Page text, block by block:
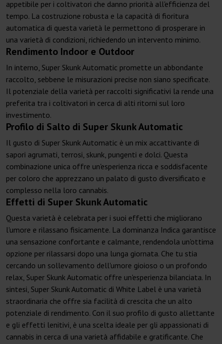
appetibile per i coltivatori che danno priorità all'efficienza del
tempo. La costruzione robusta e la capacità di fioritura
automatica di questa varietà le permettono di prosperare in
una varietà di condizioni, richiedendo un intervento minimo.
Rendimento Indoor e Outdoor
In interno, Super Skunk Automatic promette un abbondante
raccolto, sebbene le misurazioni precise non siano specificate.
Il potenziale della varietà per raccolti significativi la rende una
preferita tra i coltivatori in cerca di alti ritorni sul loro
investimento.
Profilo di Salto di Super Skunk Automatic
Il gusto di Super Skunk Automatic è un mix accattivante di
sapori agrumati, terrosi, skunk, pungenti e dolci. Questa
combinazione unica offre un'esperienza ricca e soddisfacente
per coloro che apprezzano un palato di gusto diversificato e
complesso nella loro cannabis.
Effetti di Super Skunk Automatic
Questa varietà è celebrata per i suoi effetti che migliorano
l'umore e rilassano fisicamente. La dominanza Indica garantisce
una sensazione confortante e calmante, rendendola un'ottima
opzione per rilassarsi dopo una lunga giornata. Che tu stia
cercando un sollevamento dell'umore gioioso o un profondo
relax, Super Skunk Automatic offre un'esperienza bilanciata. In
sintesi, Super Skunk Automatic di White Label è una varietà
straordinaria che offre sia facilità di crescita che un alto
potenziale di rendimento. Con il suo profilo di gusto allettante
e gli effetti lenitivi, è una scelta ideale per gli appassionati di
cannabis in cerca di una varietà affidabile e gratificante. Che